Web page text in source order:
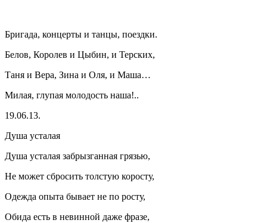
Бригада, концерты и танцы, поездки.
Белов, Королев и Цыбин, и Терских,
Таня и Вера, Зина и Оля, и Маша…
Милая, глупая молодость наша!..
19.06.13.
Душа усталая
Душа усталая забрызганная грязью,
Не может сбросить толстую коросту,
Одежда опыта бывает не по росту,
Обида есть в невинной даже фразе,